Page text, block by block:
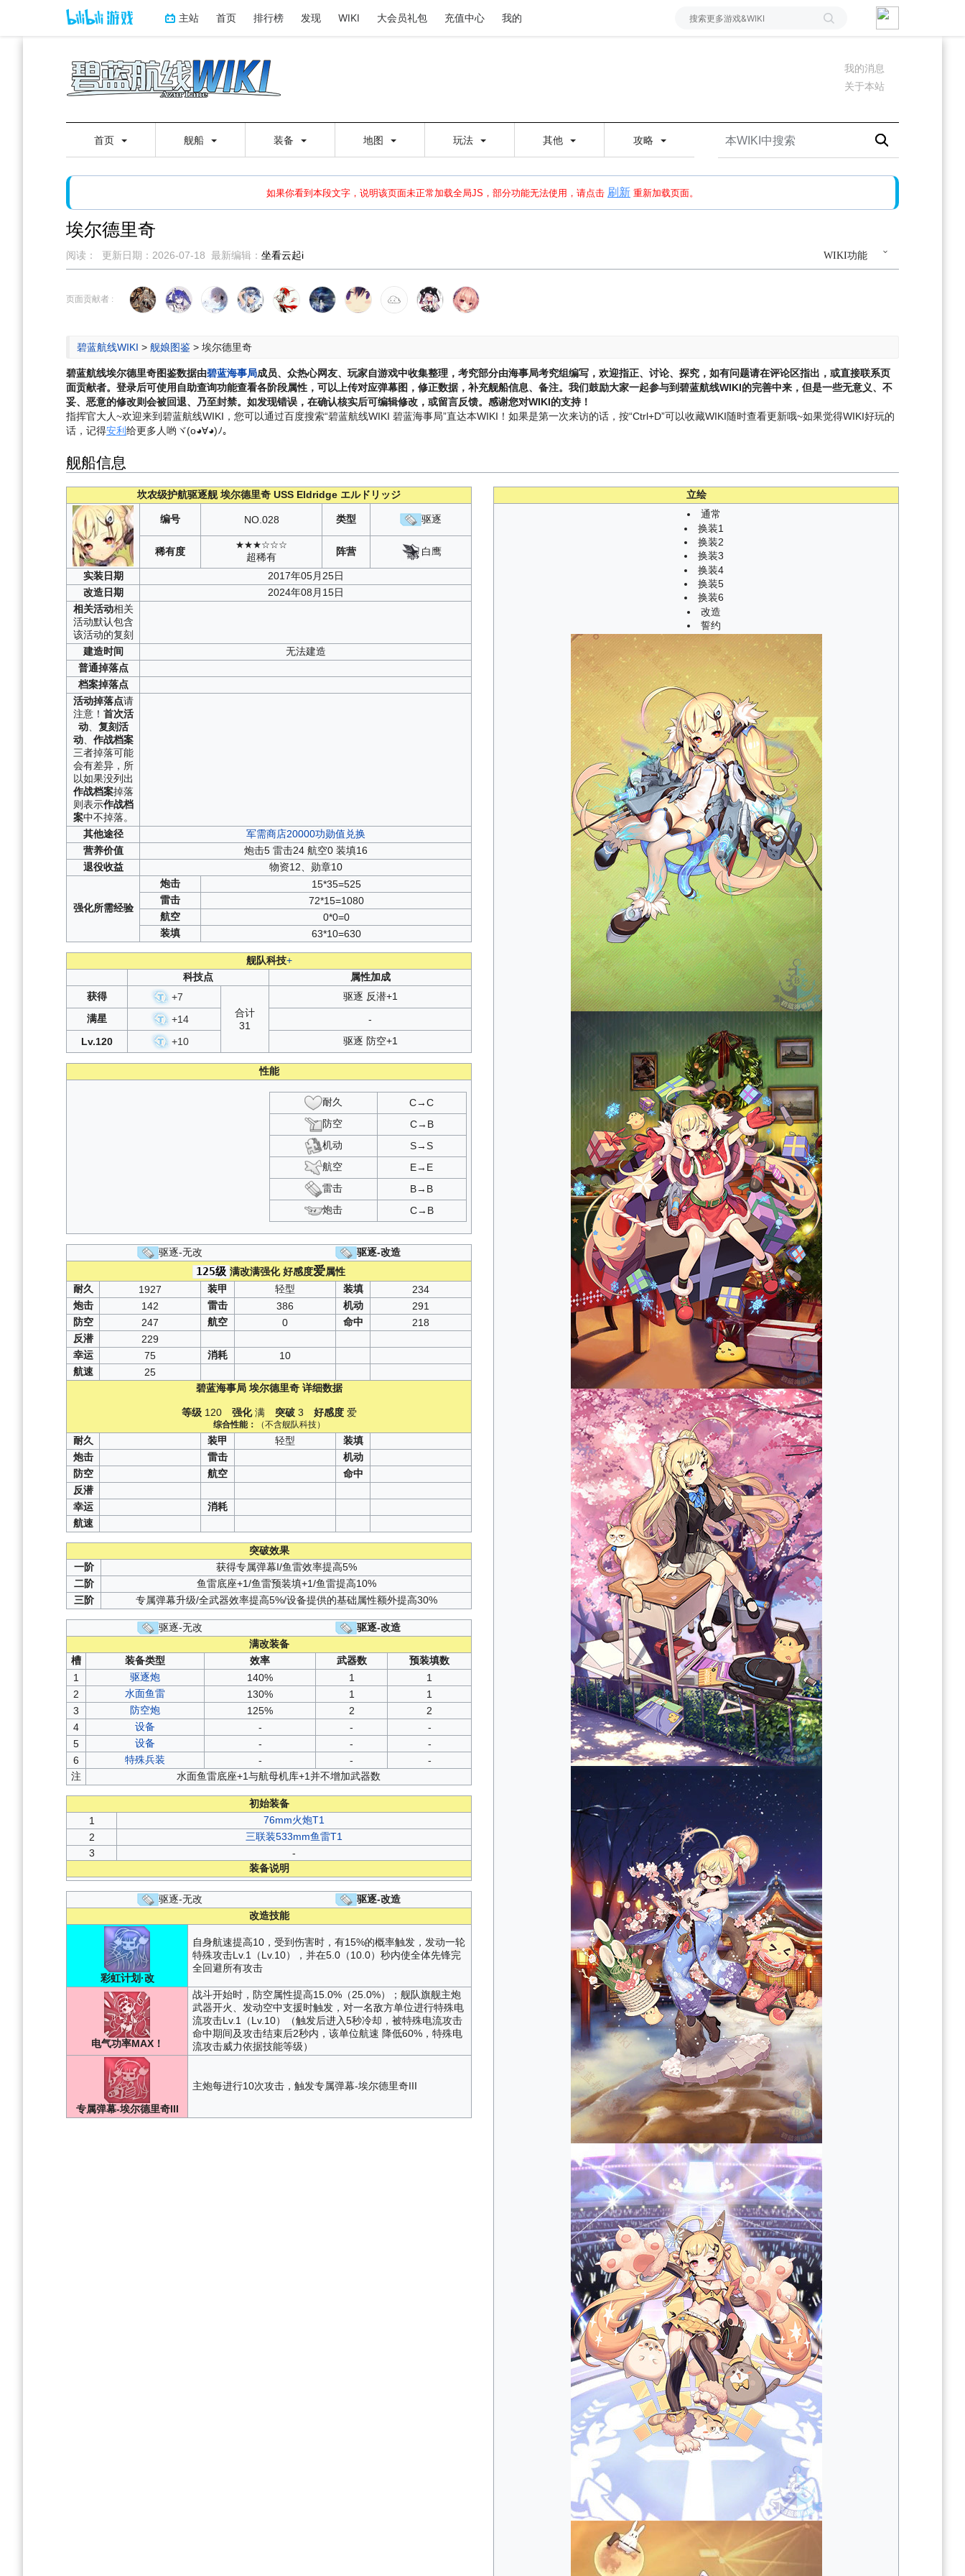
主站 首页 排行榜 发现 WIKI 大会员礼包 充值中心 我的
我的消息
关于本站
首页 舰船 装备 地图 玩法 其他 攻略
如果你看到本段文字，说明该页面未正常加载全局JS，部分功能无法使用，请点击 刷新 重新加载页面。
如果打开页面显示缩略图创建出错，请点击刷新或页面右上WIKI功能中的刷新按钮清除页面缓存并刷新，如果还有问题，请多尝试几次。
埃尔德里奇
WIKI功能
阅读： 更新日期： 2026-07-18 最新编辑： 坐看云起i
到
到
页面贡献者 :
碧蓝航线WIKI > 舰娘图鉴 > 埃尔德里奇
碧蓝航线埃尔德里奇图鉴数据由碧蓝海事局成员、众热心网友、玩家自游戏中收集整理，考究部分由海事局考究组编写，欢迎指正、讨论、探究，如有问题请在评论区指出，或直接联系页
面贡献者。登录后可使用自助查询功能查看各阶段属性，可以上传对应弹幕图，修正数据，补充舰船信息、备注。我们鼓励大家一起参与到碧蓝航线WIKI的完善中来，但是一些无意义、不
妥、恶意的修改则会被回退、乃至封禁。如发现错误，在确认核实后可编辑修改，或留言反馈。感谢您对WIKI的支持！
指挥官大人~欢迎来到碧蓝航线WIKI，您可以通过百度搜索“碧蓝航线WIKI 碧蓝海事局”直达本WIKI！如果是第一次来访的话，按“Ctrl+D”可以收藏WIKI随时查看更新哦~如果觉得WIKI好玩的
话，记得安利 给更多人哟ヾ(o◕∀◕)ﾉ。
舰船信息
坎农级护航驱逐舰 埃尔德里奇 USS Eldridge エルドリッジ
编号 NO. 028 类型 驱逐
稀有度
★★★☆☆☆
超稀有 阵营 白鹰
实装日期
2017年05月25日
改造日期
2024年08月15日
相关活动相关
活动默认包含
该活动的复刻
建造时间
无法建造
普通掉落点
档案掉落点
活动掉落点请
注意！ 首次活
动、 复刻活
动、 作战档案
三者掉落可能
会有差异，所
以如果没列出
作战档案掉落
则表示作战档
案中不掉落。
其他途径
军需商店20000功勋值兑换
营养价值
炮击5 雷击24 航空0 装填16
退役收益 物资12、勋章10
强化所需经验
炮击
15*35=525
雷击
72*15=1080
航空
0*0=0
装填
63*10=630
舰队科技+
科技点
属性加成
获得
+7
合计
31
驱逐 反潜+1
满星
+14
-
Lv.120
+10 驱逐 防空+1
性能
耐久
C→C
防空
C→B
机动
S→S
航空
E→E
雷击
B→B
炮击
C→B
驱逐-无改 驱逐-改造
125级 满改满强化好感度爱属性
耐久
1927 装甲 轻型 装填
234
炮击
142 雷击 386 机动
291
防空
247 航空 0 命中
218
反潜
229
幸运
75 消耗
10
航速
25
碧蓝海事局 埃尔德里奇详细数据
等级 120 强化满 突破 3 好感度 爱
综合性能： （不含舰队科技）
耐久 装甲 轻型
装填
炮击
雷击
机动
防空
航空
命中
反潜
幸运
消耗
航速
突破效果
一阶
获得专属弹幕I/鱼雷效率提高5%
二阶
鱼雷底座+1/鱼雷预装填+1/鱼雷提高10%
三阶
专属弹幕升级/全武器效率提高5%/设备提供的基础属性额外提高30%
驱逐-无改
驱逐-改造
满改装备
槽
装备类型 效率 武器数
预装填数
1
驱逐炮 140% 1
1
2
水面鱼雷 130% 1
1
3
防空炮 125% 2
2
4
设备 - -
-
5
设备 - -
-
6
特殊兵装 - -
-
注
水面鱼雷底座+1与航母机库+1并不增加武器数
初始装备
1
76mm火炮T1
2
三联装533mm鱼雷T1
3
-
装备说明
驱逐-无改
驱逐-改造
改造技能
彩虹计划·改
自身航速提高10，受到伤害时，有15%的概率触发，发动一轮
特殊攻击Lv.1（Lv.10），并在5.0（10.0）秒内使全体先锋完
全回避所有攻击
电气功率MAX！
战斗开始时，防空属性提高15.0%（25.0%）；舰队旗舰主炮
武器开火、发动空中支援时触发，对一名敌方单位进行特殊电
流攻击Lv.1（Lv.10）（触发后进入5秒冷却，被特殊电流攻击
命中期间及攻击结束后2秒内，该单位航速 降低60%，特殊电
流攻击威力依据技能等级）
专属弹幕-埃尔德里奇III
主炮每进行10次攻击，触发专属弹幕-埃尔德里奇III
立绘
通常
换装1
换装2
换装3
换装4
换装5
换装6
改造
誓约